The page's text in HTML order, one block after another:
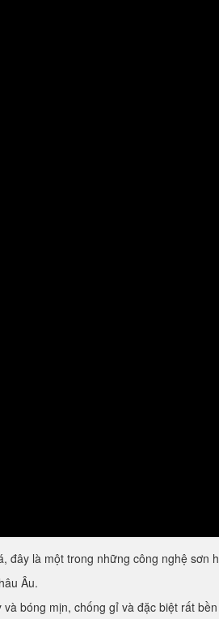
đây là một trong những công nghệ sơn
Âu.
bóng mịn, chống gỉ và đặc biệt rất